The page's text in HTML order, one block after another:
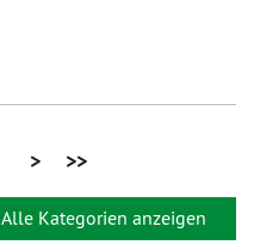
> >>
Alle Kategorien anzeigen